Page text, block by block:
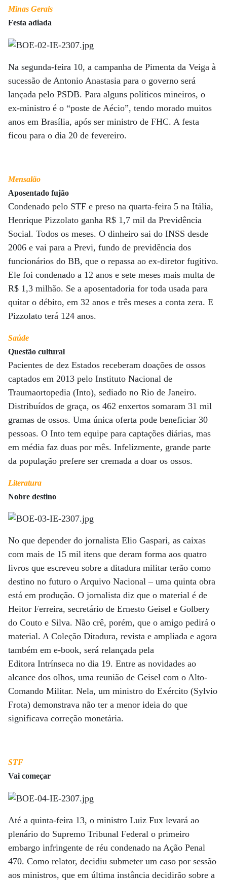
Minas Gerais
Festa adiada
Na segunda-feira 10, a campanha de Pimenta da Veiga à
sucessão de Antonio Anastasia para o governo será
lançada pelo PSDB. Para alguns políticos mineiros, o
ex-ministro é o “poste de Aécio”, tendo morado muitos
anos em Brasília, após ser ministro de FHC. A festa
ficou para o dia 20 de fevereiro.
Mensalão
Aposentado fujão
Condenado pelo STF e preso na quarta-feira 5 na Itália,
Henrique Pizzolato ganha R$ 1,7 mil da Previdência
Social. Todos os meses. O dinheiro sai do INSS desde
2006 e vai para a Previ, fundo de previdência dos
funcionários do BB, que o repassa ao ex-diretor fugitivo.
Ele foi condenado a 12 anos e sete meses mais multa de
R$ 1,3 milhão. Se a aposentadoria for toda usada para
quitar o débito, em 32 anos e três meses a conta zera. E
Pizzolato terá 124 anos.
Saúde
Questão cultural
Pacientes de dez Estados receberam doações de ossos
captados em 2013 pelo Instituto Nacional de
Traumaortopedia (Into), sediado no Rio de Janeiro.
Distribuídos de graça, os 462 enxertos somaram 31 mil
gramas de ossos. Uma única oferta pode beneficiar 30
pessoas. O Into tem equipe para captações diárias, mas
em média faz duas por mês. Infelizmente, grande parte
da população prefere ser cremada a doar os ossos.
Literatura
Nobre destino
No que depender do jornalista Elio Gaspari, as caixas
com mais de 15 mil itens que deram forma aos quatro
livros que escreveu sobre a ditadura militar terão como
destino no futuro o Arquivo Nacional – uma quinta obra
está em produção. O jornalista diz que o material é de
Heitor Ferreira, secretário de Ernesto Geisel e Golbery
do Couto e Silva. Não crê, porém, que o amigo pedirá o
material. A Coleção Ditadura, revista e ampliada e agora
também em e-book, será relançada pela
Editora Intrínseca no dia 19. Entre as novidades ao
alcance dos olhos, uma reunião de Geisel com o Alto-
Comando Militar. Nela, um ministro do Exército (Sylvio
Frota) demonstrava não ter a menor ideia do que
significava correção monetária.
STF
Vai começar
Até a quinta-feira 13, o ministro Luiz Fux levará ao
plenário do Supremo Tribunal Federal o primeiro
embargo infringente de réu condenado na Ação Penal
470. Como relator, decidiu submeter um caso por sessão
aos ministros, que em última instância decidirão sobre a